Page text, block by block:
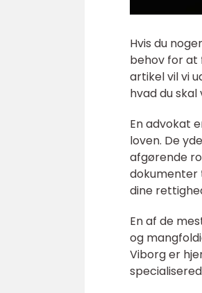
Hvis du
behov for at
artikel vil vi
hvad du
En advokat
loven. De
afgørende
dokumenter
dine
En af de
og
Viborg er